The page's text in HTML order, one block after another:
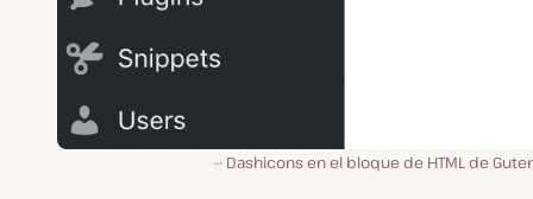
Dashicons en el bloque de HTML de